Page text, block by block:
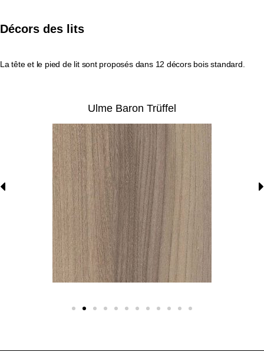
Décors des lits
La tête et le pied de lit sont proposés dans 12 décors bois standard.
Ulme Baron Trüffel